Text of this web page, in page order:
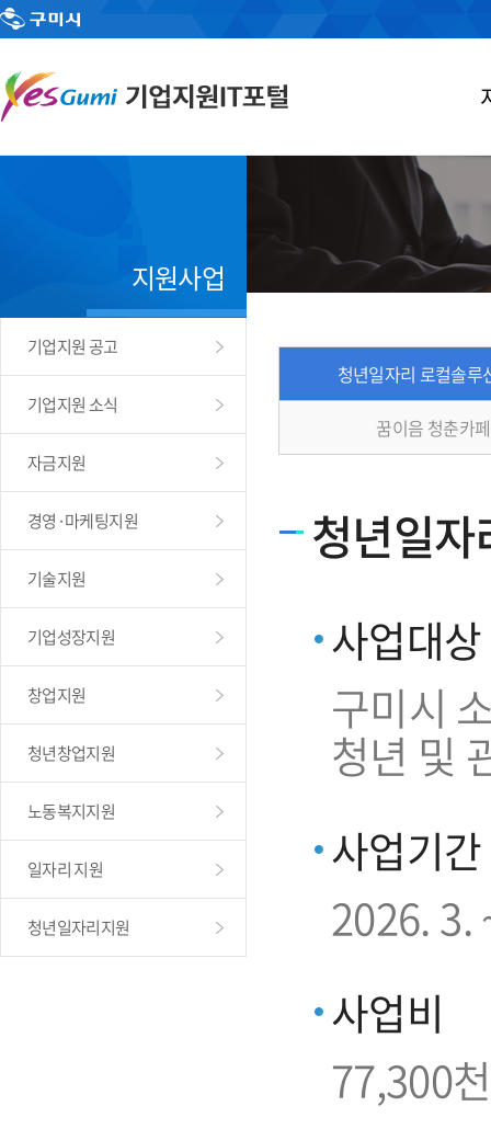
지원사업
기업지원 공고
기업지원 소식
자금지원
경영·마케팅지원
기술지원
기업성장지원
창업지원
청년창업지원
노동복지지원
일자리 지원
청년일자리지원
청년일자리 로컬솔루
꿈이음 청춘카
청년일
사업대상
구미시
청년 및
사업기간
2026. 3.
사업비
77,300